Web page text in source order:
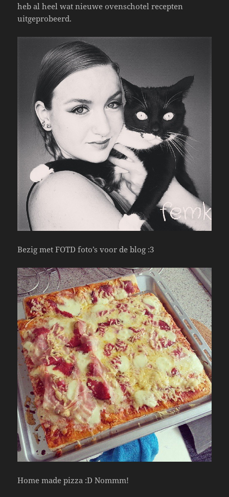
heb al heel wat nieuwe ovenschotel recepten
uitgeprobeerd.
Bezig met FOTD foto’s voor de blog :3
Home made pizza :D Nommm!